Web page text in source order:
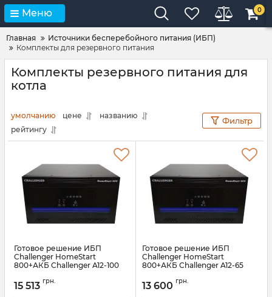
Меню 0
Главная
Источники бесперебойного питания (ИБП)
Комплекты для резервного питания
Комплекты резервного питания для
котла
умолчанию цене
названию
рейтингу
Фильтр
Готовое решение ИБП
Challenger HomeStart
800+АКБ Challenger A12-100
15 513 грн.
Готовое решение ИБП
Challenger HomeStart
800+АКБ Challenger A12-65
13 600 грн.